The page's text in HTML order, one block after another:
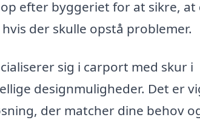
efter byggeriet for at sikre, at
der skulle opstå problemer.
sig i carport med skur i
designmuligheder. Det er
der matcher dine behov